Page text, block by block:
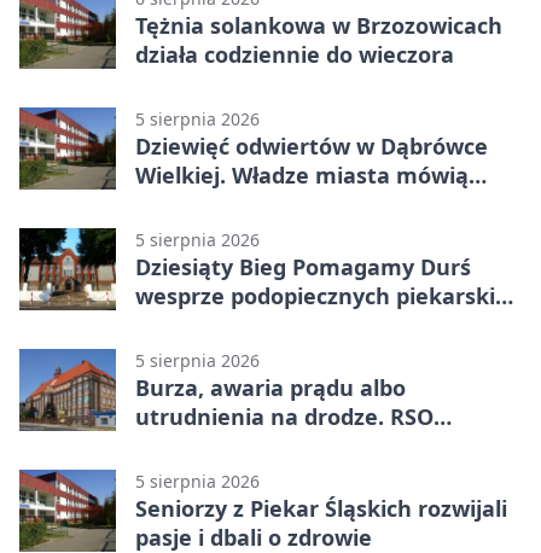
Tężnia solankowa w Brzozowicach
działa codziennie do wieczora
5 sierpnia 2026
Dziewięć odwiertów w Dąbrówce
Wielkiej. Władze miasta mówią
5 sierpnia 2026
Dziesiąty Bieg Pomagamy Durś
wesprze podopiecznych piekarskich
5 sierpnia 2026
Burza, awaria prądu albo
utrudnienia na drodze. RSO
5 sierpnia 2026
Seniorzy z Piekar Śląskich rozwijali
pasje i dbali o zdrowie